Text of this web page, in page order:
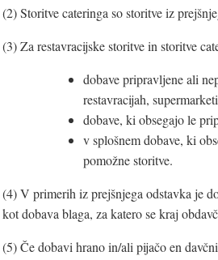
(2) Storitve cateringa so storitve iz
(3) Za restavracijske storitve in storitve
dobave pripravljene ali
restavracijah,
dobave, ki obsegajo le
v splošnem dobave, ki
pomožne storitve.
(4) V primerih iz prejšnjega odstavka je
kot dobava blaga, za katero se kraj
(5) Če dobavi hrano in/ali pijačo en